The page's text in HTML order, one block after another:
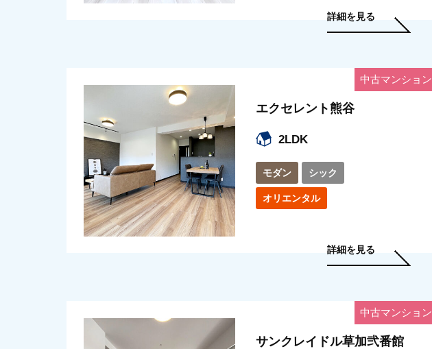
詳細を見る
中古マンション
エクセレント熊谷
2LDK
モダン シック
オリエンタル
詳細を見る
中古マンション
サンクレイドル草加弐番館